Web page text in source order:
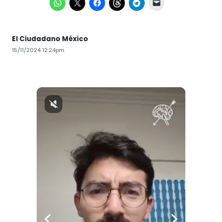
El Ciudadano México
15/11/2024 12:24pm